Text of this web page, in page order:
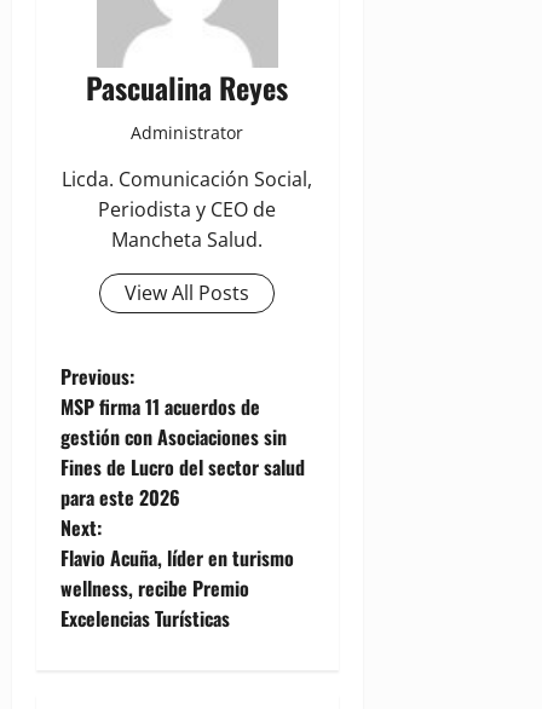
Pascualina Reyes
Administrator
Licda. Comunicación Social,
Periodista y CEO de
Mancheta Salud.
View All Posts
P
o
s
t
n
a
Previous:
MSP firma 11 acuerdos de
gestión con Asociaciones sin
Fines de Lucro del sector salud
para este 2026
Next:
Flavio Acuña, líder en turismo
wellness, recibe Premio
Excelencias Turísticas